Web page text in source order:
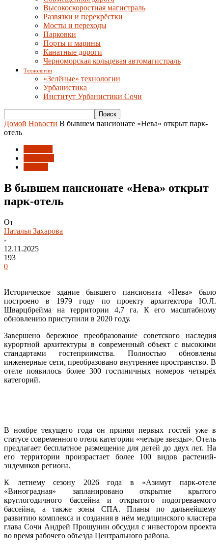
Высокоскоростная магистраль
Развязки и перекрёстки
Мосты и переходы
Парковки
Порты и марины
Канатные дороги
Черноморская кольцевая автомагистраль
Технологии
«Зелёные» технологии
Урбанистика
Институт Урбанистики Сочи
Домой Новости В бывшем пансионате «Нева» открыт парк-
отель
В бывшем пансионате «Нева» открыт
парк-отель
От
Наталья Захарова
-
12.11.2025
193
0
Историческое здание бывшего пансионата «Нева» было
построено в 1979 году по проекту архитектора Ю.Л.
Шварцбрейма на территории 4,7 га. К его масштабному
обновлению приступили в 2020 году.
Завершено бережное преобразование советского наследия
курортной архитектуры в современный объект с высокими
стандартами гостеприимства. Полностью обновлены
инженерные сети, преобразовано внутреннее пространство. В
отеле появилось более 300 гостиничных номеров четырёх
категорий.
В ноябре текущего года он принял первых гостей уже в
статусе современного отеля категории «четыре звезды». Отель
предлагает бесплатное размещение для детей до двух лет. На
его территории произрастает более 100 видов растений-
эндемиков региона.
К летнему сезону 2026 года в «Азимут парк-отеле
«Виноградная» запланировано открытие крытого
круглогодичного бассейна и открытого подогреваемого
бассейна, а также зоны СПА. Планы по дальнейшему
развитию комплекса и создания в нём медицинского кластера
глава Сочи Андрей Прошунин обсудил с инвестором проекта
во время рабочего объезда Центрального района.